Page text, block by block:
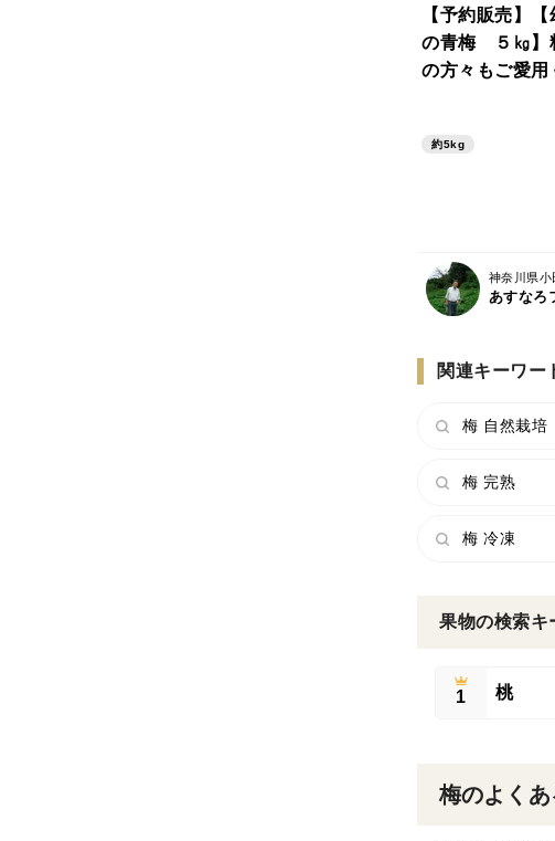
【予約販売】
の青梅 ５㎏】
の方々もご愛用
米ぬかで栽培】
約5kg
神奈川県小
あすなろ
関連キーワー
梅 自然栽培
梅 完熟
梅 冷凍
果物の検索キ
1 桃
梅のよくあ